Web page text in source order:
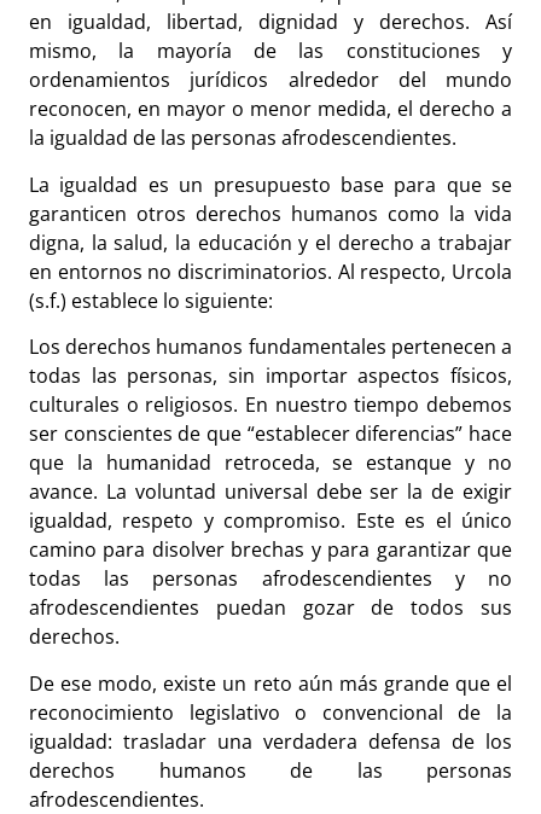
en igualdad, libertad, dignidad y derechos. Así
mismo, la mayoría de las constituciones y
ordenamientos jurídicos alrededor del mundo
reconocen, en mayor o menor medida, el derecho a
la igualdad de las personas afrodescendientes.
La igualdad es un presupuesto base para que se
garanticen otros derechos humanos como la vida
digna, la salud, la educación y el derecho a trabajar
en entornos no discriminatorios. Al respecto, Urcola
(s.f.) establece lo siguiente:
Los derechos humanos fundamentales pertenecen a
todas las personas, sin importar aspectos físicos,
culturales o religiosos. En nuestro tiempo debemos
ser conscientes de que “establecer diferencias” hace
que la humanidad retroceda, se estanque y no
avance. La voluntad universal debe ser la de exigir
igualdad, respeto y compromiso. Este es el único
camino para disolver brechas y para garantizar que
todas las personas afrodescendientes y no
afrodescendientes puedan gozar de todos sus
derechos.
De ese modo, existe un reto aún más grande que el
reconocimiento legislativo o convencional de la
igualdad: trasladar una verdadera defensa de los
derechos humanos de las personas
afrodescendientes.